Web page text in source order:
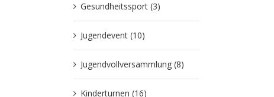
Gesundheitssport (3)
Jugendevent (10)
Jugendvollversammlung (8)
Kinderturnen (16)